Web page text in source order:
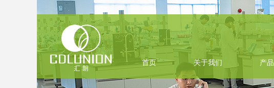
首页 关于我们 产品